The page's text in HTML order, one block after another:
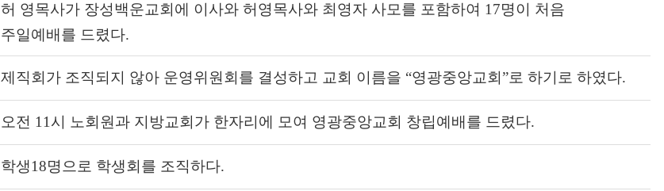
허 영목사가 장성백운교회에 이사와 허영목사와 최영자 사모를 포함하여 17명이 처음
주일예배를 드렸다.
제직회가 조직되지 않아 운영위원회를 결성하고 교회 이름을 “영광중앙교회”로 하기로 하였다.
오전 11시 노회원과 지방교회가 한자리에 모여 영광중앙교회 창립예배를 드렸다.
학생18명으로 학생회를 조직하다.